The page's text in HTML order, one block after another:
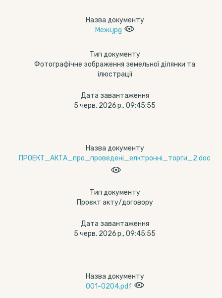
Назва документу
Межі.jpg
Тип документу
Фотографічне зображення земельної ділянки та
ілюстрації
Дата завантаження
5 черв. 2026 р., 09:45:55
Назва документу
ПРОЕКТ_АКТА_про_проведені_елктронні_торги_2.doc
Тип документу
Проєкт акту/договору
Дата завантаження
5 черв. 2026 р., 09:45:55
Назва документу
001-0204.pdf